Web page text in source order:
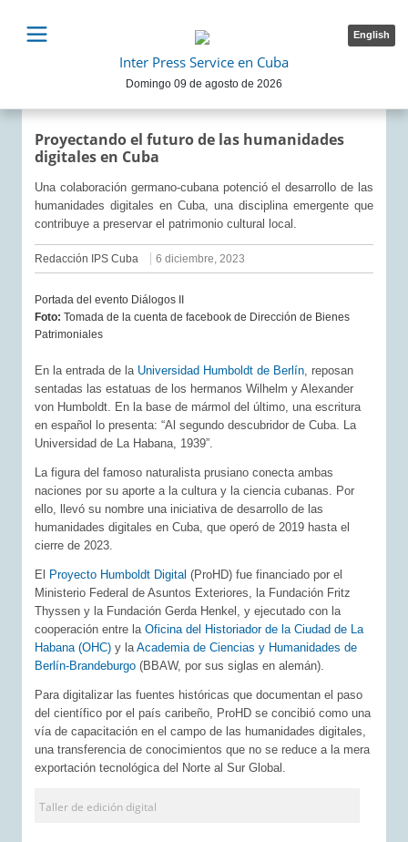
English
Inter Press Service en Cuba
Domingo 09 de agosto de 2026
Proyectando el futuro de las humanidades
digitales en Cuba
Una colaboración germano-cubana potenció el desarrollo de las
humanidades digitales en Cuba, una disciplina emergente que
contribuye a preservar el patrimonio cultural local.
Redacción IPS Cuba 6 diciembre, 2023
Portada del evento Diálogos II
Foto:Tomada de la cuenta de facebook de Dirección de Bienes
Patrimoniales
En la entrada de la Universidad Humboldt de Berlín, reposan
sentadas las estatuas de los hermanos Wilhelm y Alexander
von Humboldt. En la base de mármol del último, una escritura
en español lo presenta: “Al segundo descubridor de Cuba. La
Universidad de La Habana, 1939”.
La figura del famoso naturalista prusiano conecta ambas
naciones por su aporte a la cultura y la ciencia cubanas. Por
ello, llevó su nombre una iniciativa de desarrollo de las
humanidades digitales en Cuba, que operó de 2019 hasta el
cierre de 2023.
El Proyecto Humboldt Digital (ProHD) fue financiado por el
Ministerio Federal de Asuntos Exteriores, la Fundación Fritz
Thyssen y la Fundación Gerda Henkel, y ejecutado con la
cooperación entre laOficina del Historiador de la Ciudad de La
Habana (OHC) y laAcademia de Ciencias y Humanidades de
Berlín-Brandeburgo (BBAW, por sus siglas en alemán).
Para digitalizar las fuentes históricas que documentan el paso
del científico por el país caribeño, ProHD se concibió como una
vía de capacitación en el campo de las humanidades digitales,
una transferencia de conocimientos que no se reduce a la mera
exportación tecnológica del Norte al Sur Global.
Taller de edición digital